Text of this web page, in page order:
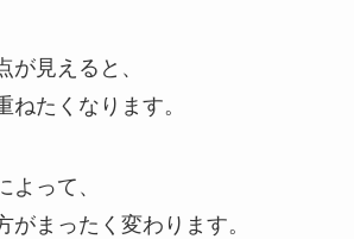
が見えると、
ねたくなります。
よって、
がまったく変わります。